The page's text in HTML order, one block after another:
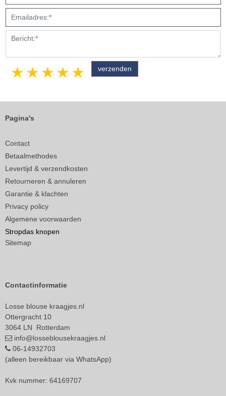
5 stars
4 stars
3 stars
2 stars
1 star
Pagina's
Contact
Betaalmethodes
Levertijd & verzendkosten
Retourneren & annuleren
Garantie & klachten
Privacy policy
Algemene voorwaarden
Stropdas knopen
Sitemap
Contactinformatie
Losse blouse kraagjes.nl
Ottergracht 10
3064 LN Rotterdam
info@losseblousekraagjes.nl
06-14932703
(alleen bereikbaar via WhatsApp)
Kvk nummer: 64169707